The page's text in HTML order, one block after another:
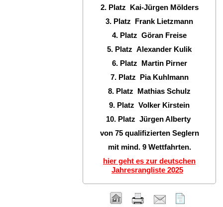
2. Platz Kai-Jürgen Mölders
3. Platz Frank Lietzmann
4. Platz Göran Freise
5. Platz Alexander Kulik
6. Platz Martin Pirner
7. Platz Pia Kuhlmann
8. Platz Mathias Schulz
9. Platz Volker Kirstein
10. Platz Jürgen Alberty
von 75 qualifizierten Seglern
mit mind. 9 Wettfahrten.
hier geht es zur deutschen
Jahresrangliste 2025